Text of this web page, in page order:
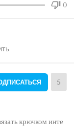
0
5
крючком инте